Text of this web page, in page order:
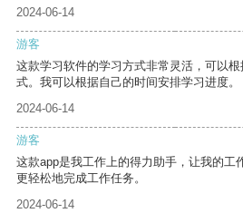
2024-06-14
游客
这款学习软件的学习方式非常灵活，可以
式。我可以根据自己的时间安排学习进度。
2024-06-14
游客
这款app是我工作上的得力助手，让我的工
更轻松地完成工作任务。
2024-06-14